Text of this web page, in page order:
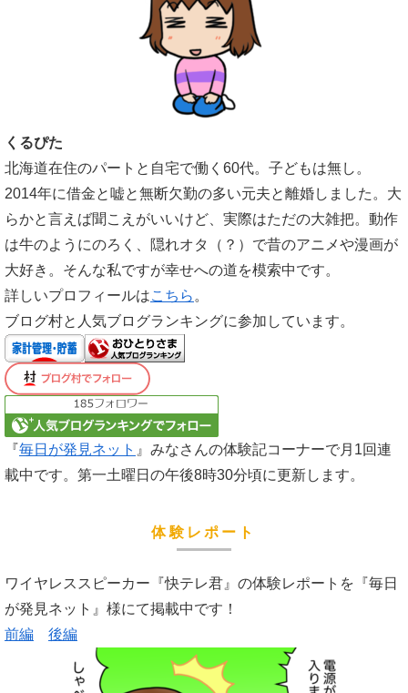
くるぴた
北海道在住のパートと自宅で働く60代。子どもは無し。
2014年に借金と嘘と無断欠勤の多い元夫と離婚しました。大
らかと言えば聞こえがいいけど、実際はただの大雑把。動作
は牛のようにのろく、隠れオタ（？）で昔のアニメや漫画が
大好き。そんな私ですが幸せへの道を模索中です。
詳しいプロフィールはこちら 。
ブログ村と人気ブログランキングに参加しています。
『毎日が発見ネット 』みなさんの体験記コーナーで月1回連
載中です。第一土曜日の午後8時30分頃に更新します。
体験レポート
ワイヤレススピーカー『快テレ君』の体験レポートを『毎日
が発見ネット』様にて掲載中です！
前編
後編